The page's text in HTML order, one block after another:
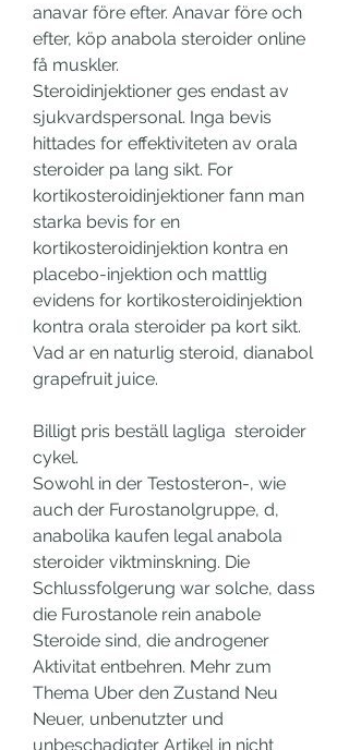
anavar före efter. Anavar före och
efter, köp anabola steroider online
få muskler.
Steroidinjektioner ges endast av
sjukvardspersonal. Inga bevis
hittades for effektiviteten av orala
steroider pa lang sikt. For
kortikosteroidinjektioner fann man
starka bevis for en
kortikosteroidinjektion kontra en
placebo-injektion och mattlig
evidens for kortikosteroidinjektion
kontra orala steroider pa kort sikt.
Vad ar en naturlig steroid, dianabol
grapefruit juice.
Billigt pris beställ lagliga  steroider
cykel.
Sowohl in der Testosteron-, wie
auch der Furostanolgruppe, d,
anabolika kaufen legal anabola
steroider viktminskning. Die
Schlussfolgerung war solche, dass
die Furostanole rein anabole
Steroide sind, die androgener
Aktivitat entbehren. Mehr zum
Thema Uber den Zustand Neu
Neuer, unbenutzter und
unbeschadigter Artikel in nicht